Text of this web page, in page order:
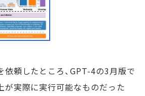
依頼したところ、GPT-4の3月版で
が実際に実行可能なものだった